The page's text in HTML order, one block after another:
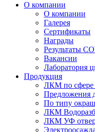
О компании
О компании
Галерея
Сертификаты
Награды
Результаты
Вакансии
Лаборатория
Продукция
ЛКМ по сфере
Предложения
По типу
ЛКМ
ЛКМ УФ